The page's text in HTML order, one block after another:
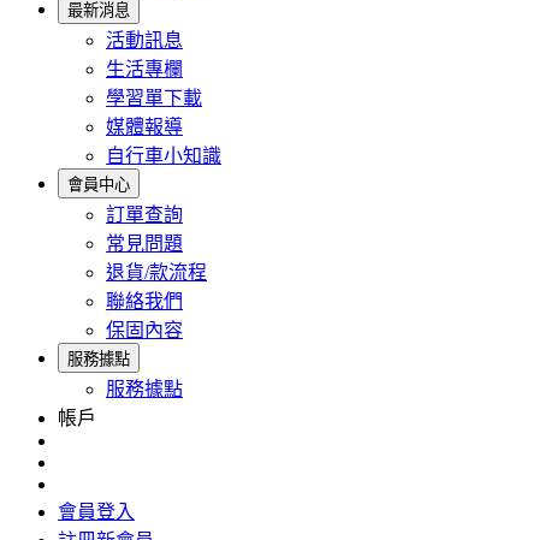
最新消息
活動訊息
生活專欄
學習單下載
媒體報導
自行車小知識
會員中心
訂單查詢
常見問題
退貨/款流程
聯絡我們
保固內容
服務據點
服務據點
帳戶
會員登入